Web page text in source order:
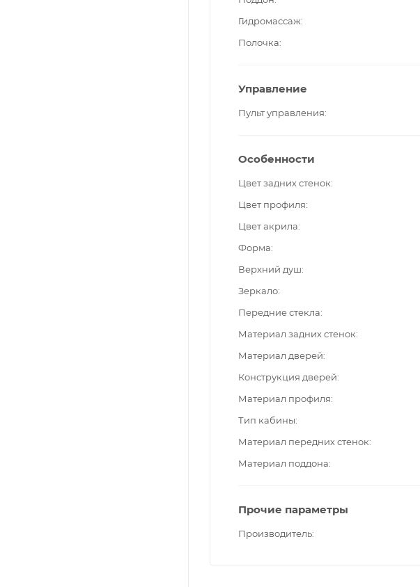
Гидромассаж
Полочка
Управление
Пульт управления
Особенности
Цвет задних стенок
Цвет профиля
Цвет акрила
Форма
Верхний душ
Зеркало
Передние стекла
Материал задних стенок
Материал дверей
Конструкция дверей
Материал профиля
Тип кабины
Материал передних стенок
Материал поддона
Прочие параметры
Производитель